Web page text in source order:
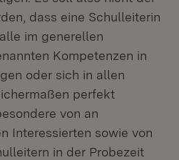
dass eine Schulleiterin
im generellen
Kompetenzen in
oder sich in allen
perfekt
von an
Interessierten sowie von
in der Probezeit